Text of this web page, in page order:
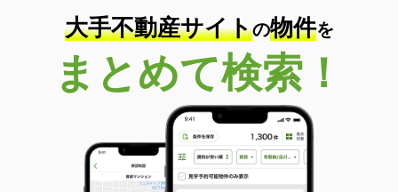
大手不動産サイトの物件を
まとめて検索！